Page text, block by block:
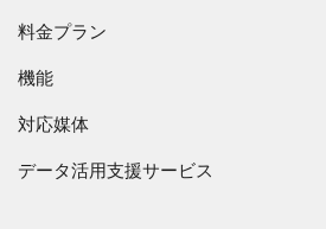
料金プラン
機能
対応媒体
データ活用支援サービス